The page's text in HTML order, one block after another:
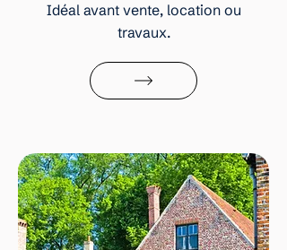
Idéal avant vente, location ou
travaux.